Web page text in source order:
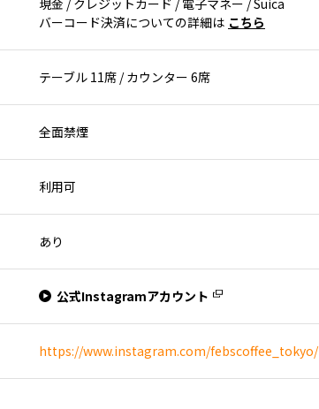
現金 / クレジットカード / 電子マネー / Suica
バーコード決済についての詳細は こちら
テーブル 11席 / カウンター 6席
全面禁煙
利用可
あり
公式Instagramアカウント
https://www.instagram.com/febscoffee_tokyo/